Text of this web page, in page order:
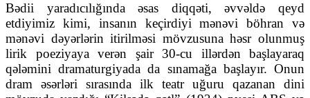
Bədii yaradıcılığında əsas diqqəti, əvvəldə qeyd
etdiyimiz kimi, insanın keçirdiyi mənəvi böhran və
mənəvi dəyərlərin itirilməsi mövzusuna həsr olunmuş
lirik poeziyaya verən şair 30-cu illərdən başlayaraq
qələmini dramaturgiyada da sınamağa başlayır. Onun
dram əsərləri sırasında ilk teatr uğuru qazanan dini